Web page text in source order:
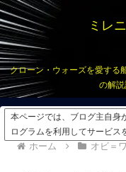
ミレ
クローン・ウォーズを愛する
の解
本ページでは、ブログ主自身
ログラムを利用してサービス
ホーム オビ＝